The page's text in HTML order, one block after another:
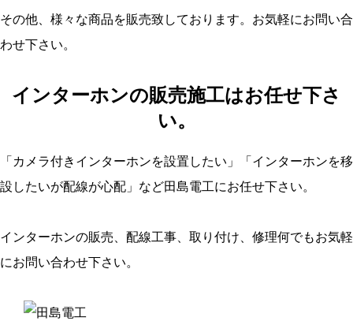
その他、様々な商品を販売致しております。お気軽にお問い合
わせ下さい。
インターホンの販売施工はお任せ下さ
い。
「カメラ付きインターホンを設置したい」「インターホンを移
設したいが配線が心配」など田島電工にお任せ下さい。
インターホンの販売、配線工事、取り付け、修理何でもお気軽
にお問い合わせ下さい。